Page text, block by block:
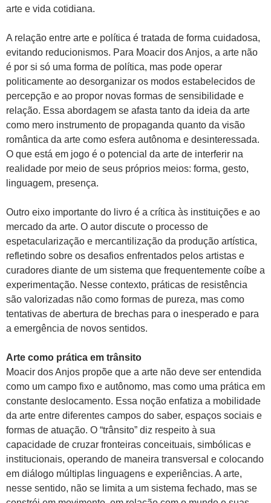
arte e vida cotidiana.
A relação entre arte e política é tratada de forma cuidadosa,
evitando reducionismos. Para Moacir dos Anjos, a arte não
é por si só uma forma de política, mas pode operar
politicamente ao desorganizar os modos estabelecidos de
percepção e ao propor novas formas de sensibilidade e
relação. Essa abordagem se afasta tanto da ideia da arte
como mero instrumento de propaganda quanto da visão
romântica da arte como esfera autônoma e desinteressada.
O que está em jogo é o potencial da arte de interferir na
realidade por meio de seus próprios meios: forma, gesto,
linguagem, presença.
Outro eixo importante do livro é a crítica às instituições e ao
mercado da arte. O autor discute o processo de
espetacularização e mercantilização da produção artística,
refletindo sobre os desafios enfrentados pelos artistas e
curadores diante de um sistema que frequentemente coíbe a
experimentação. Nesse contexto, práticas de resistência
são valorizadas não como formas de pureza, mas como
tentativas de abertura de brechas para o inesperado e para
a emergência de novos sentidos.
Arte como prática em trânsito
Moacir dos Anjos propõe que a arte não deve ser entendida
como um campo fixo e autônomo, mas como uma prática em
constante deslocamento. Essa noção enfatiza a mobilidade
da arte entre diferentes campos do saber, espaços sociais e
formas de atuação. O “trânsito” diz respeito à sua
capacidade de cruzar fronteiras conceituais, simbólicas e
institucionais, operando de maneira transversal e colocando
em diálogo múltiplas linguagens e experiências. A arte,
nesse sentido, não se limita a um sistema fechado, mas se